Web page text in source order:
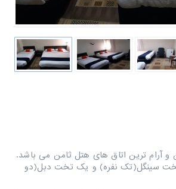
بهترین و آرام ترین اتاق های هتل ثامن می باشد.
سینگل(تک نفره) و یک تخت دبل(دو